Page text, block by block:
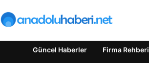
Güncel Haberler Firma Rehberi